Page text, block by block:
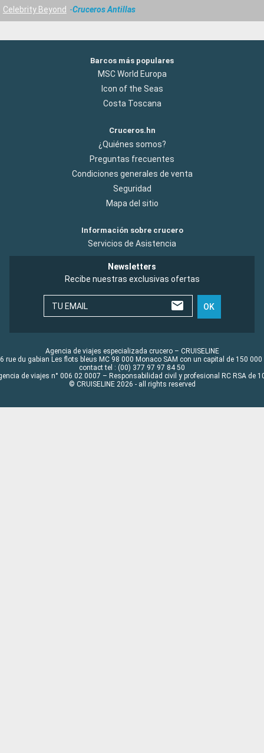
Celebrity Beyond
Cruceros Antillas
Barcos más populares
MSC World Europa
Icon of the Seas
Costa Toscana
Cruceros.hn
¿Quiénes somos?
Preguntas frecuentes
Condiciones generales de venta
Seguridad
Mapa del sitio
Información sobre crucero
Servicios de Asistencia
Newsletters
Recibe nuestras exclusivas ofertas
TU EMAIL OK
Agencia de viajes especializada crucero – CRUISELINE
rue du gabian Les flots bleus MC 98 000 Monaco SAM con un capital de 150 000
contact tel : (00) 377 97 97 84 50
de viajes n° 006 02 0007 – Responsabilidad civil y profesional RC RSA de
© CRUISELINE 2026 - all rights reserved